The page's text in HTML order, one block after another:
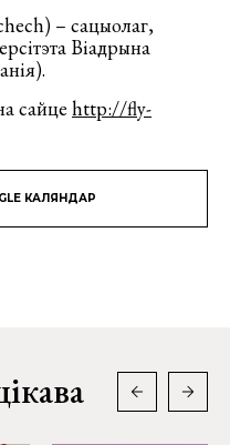
– сацыолаг,
Віадрына
сайце http://fly-
КАЛЯНДАР